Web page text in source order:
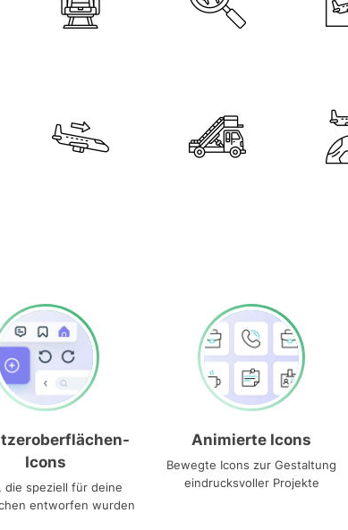
Icons
die speziell für deine
entworfen wurden
Animierte Icons
Bewegte Icons zur Gestaltung
eindrucksvoller Projekte